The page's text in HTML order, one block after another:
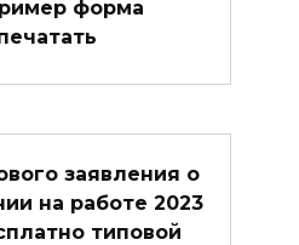
форма
заявления о
на работе 2023
типовой